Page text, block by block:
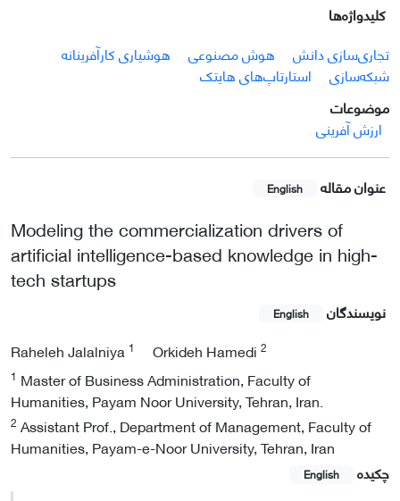
کلیدواژه‌ها
تجاری‌سازی دانش
هوش مصنوعی
هوشیاری کارآفرینانه
شبکه‌سازی
استارتاپ‌های هایتک
موضوعات
ارزش آفرینی
عنوان مقاله English
Modeling the commercialization drivers of
artificial intelligence-based knowledge in high-
tech startups
نویسندگان English
Raheleh Jalalniya 1 Orkideh Hamedi 2
1 Master of Business Administration, Faculty of
Humanities, Payam Noor University, Tehran, Iran.
2 Assistant Prof., Department of Management, Faculty of
Humanities, Payam-e-Noor University, Tehran, Iran
چکیده
English